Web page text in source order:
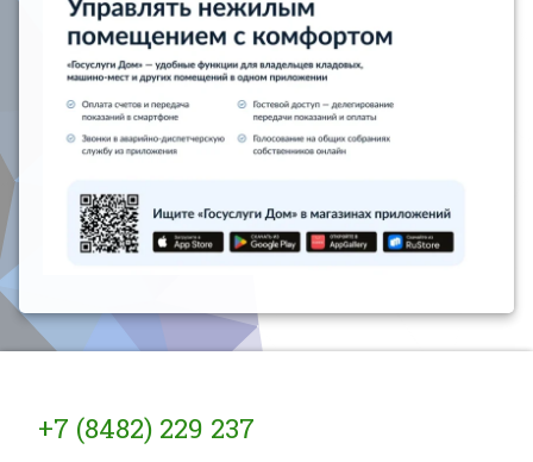
Тел:
+7 (8482) 229 237